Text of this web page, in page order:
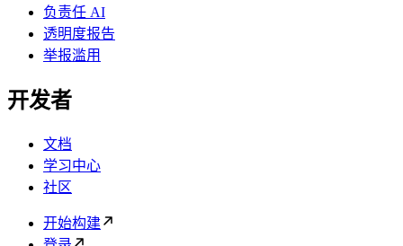
负责任 AI
透明度报告
举报滥用
开发者
文档
学习中心
社区
开始构建